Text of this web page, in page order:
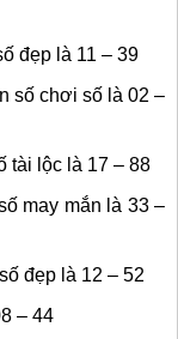
đẹp là 11 – 39
số chơi số là 02 –
tài lộc là 17 – 88
may mắn là 33 –
đẹp là 12 – 52
– 44